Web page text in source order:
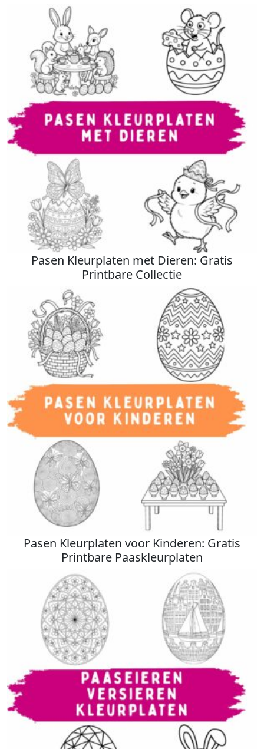
Pasen Kleurplaten met Dieren: Gratis
Printbare Collectie
Pasen Kleurplaten voor Kinderen: Gratis
Printbare Paaskleurplaten